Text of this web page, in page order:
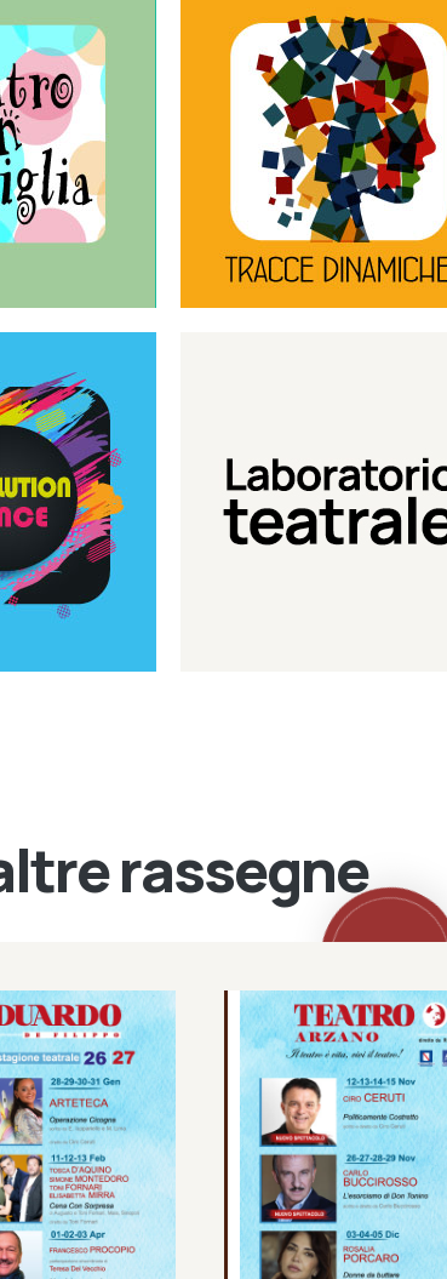
è una
concepita
e godere
famiglia.
Tracce dinamiche
Tracce Dinamiche è una
rassegna di teatro
d’innovazione e sperimentale.
Continua
Dance
di danza
– I Edizione
Laboratorio di teatro del
Teatro Eduardo de Filippo
rassegne